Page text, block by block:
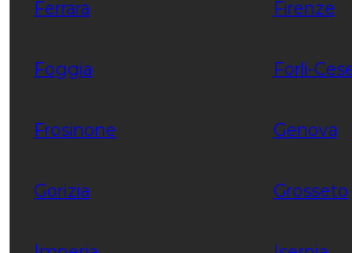
Ferrara Firenze
Foggia Forli-
Frosinone Genova
Gorizia Grosseto